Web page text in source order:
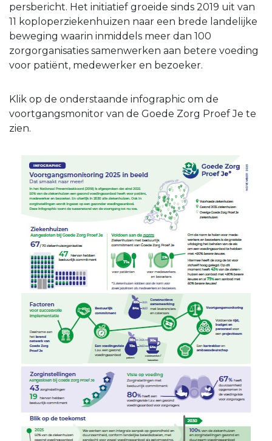
persbericht. Het initiatief groeide sinds 2019 uit van
11 koploperziekenhuizen naar een brede landelijke
beweging waarin inmiddels meer dan 100
zorgorganisaties samenwerken aan betere voeding
voor patiënt, medewerker en bezoeker.
Klik op de onderstaande infographic om de
voortgangsmonitor van de Goede Zorg Proef Je te
zien.